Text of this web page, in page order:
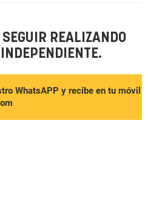
REALIZANDO
WhatsAPP y recibe en tu móvil